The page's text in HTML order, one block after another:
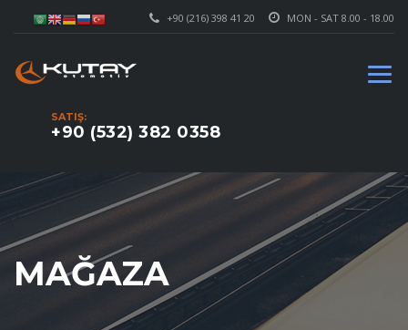
MON - SAT 8.00 - 18.00
+90 (216) 398 41 20
SATIŞ:
+90 (532) 382 0358
MAĞAZA